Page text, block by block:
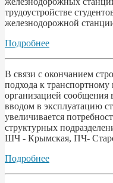
трудоустройстве
железнодорожной
Подробнее
В связи с окончанием
подхода к транспортному
организацией
вводом в эксплуатацию
увеличивается
структурных
ШЧ - Крымская, ПЧ-
Подробнее